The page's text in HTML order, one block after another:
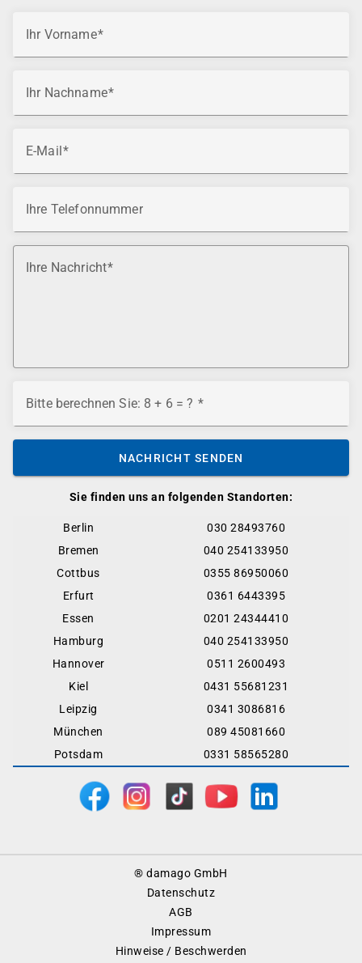
Sie finden uns an folgenden Standorten:
Berlin
030 28493760
Bremen
040 254133950
Cottbus
0355 86950060
Erfurt
0361 6443395
Essen
0201 24344410
Hamburg
040 254133950
Hannover
0511 2600493
Kiel
0431 55681231
Leipzig
0341 3086816
München
089 45081660
Potsdam
0331 58565280
Ihr Vorname
Ihr Nachname
E-Mail
Ihre Telefonnummer
Ihre Nachricht
Bitte berechnen Sie: 8 + 6 = ?
NACHRICHT SENDEN
® damago GmbH
Datenschutz
AGB
Impressum
Hinweise / Beschwerden